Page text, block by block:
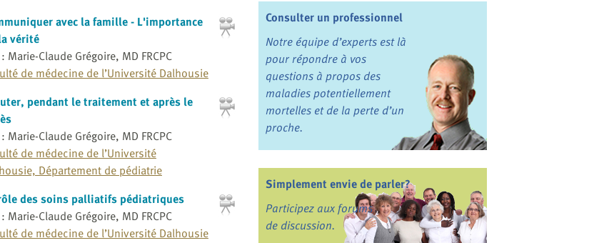
avec la famille - L'importance
vérité
Marie-Claude Grégoire, MD FRCPC
de médecine de l’Université Dalhousie
pendant le traitement et après le
Marie-Claude Grégoire, MD FRCPC
de médecine de l’Université
Département de pédiatrie
des soins palliatifs pédiatriques
Marie-Claude Grégoire, MD FRCPC
de médecine de l’Université Dalhousie
Consulter un professionnel
Notre équipe d’experts est là
pour répondre à vos
questions à propos des
maladies potentiellement
mortelles et de la perte d’un
proche.
Simplement envie de parler?
Participez aux forums
de discussion.